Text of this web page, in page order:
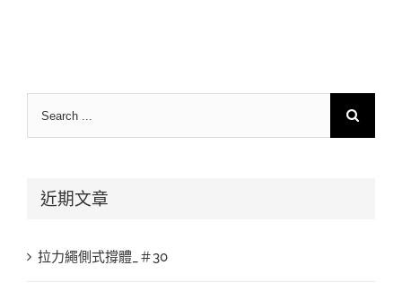
Search
for:
近期文章
拉力繩側式撐體_＃30